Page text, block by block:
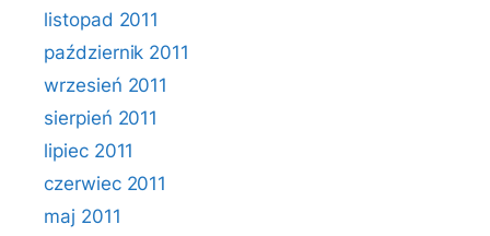
listopad 2011
październik 2011
wrzesień 2011
sierpień 2011
lipiec 2011
czerwiec 2011
maj 2011